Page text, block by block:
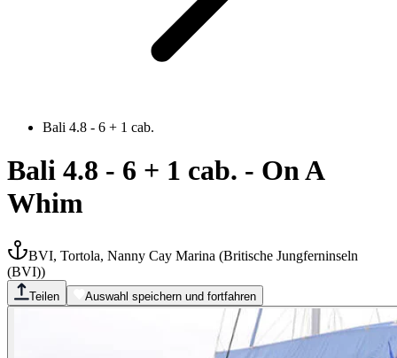
Bali 4.8 - 6 + 1 cab.
Bali 4.8 - 6 + 1 cab. - On A
Whim
BVI, Tortola, Nanny Cay Marina (Britische Jungferninseln
(BVI))
Teilen Auswahl speichern und fortfahren